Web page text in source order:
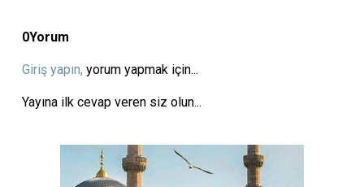
0Yorum
Giriş yapın, yorum yapmak için...
Yayına ilk cevap veren siz olun...